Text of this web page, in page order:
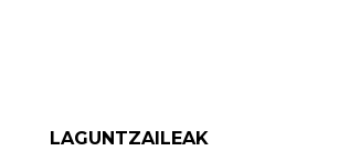
LAGUNTZAILEAK